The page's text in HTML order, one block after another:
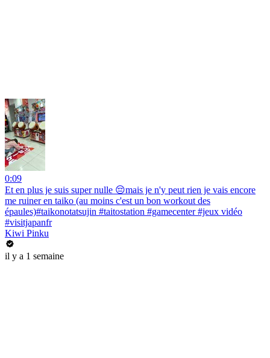
0:09
Et en plus je suis super nulle 😔mais je n'y peut rien je vais encore
me ruiner en taiko (au moins c'est un bon workout des
épaules)#taikonotatsujin #taitostation #gamecenter #jeux vidéo
#visitjapanfr
Kiwi Pinku
il y a 1 semaine